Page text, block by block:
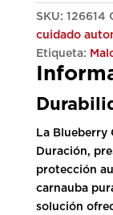
SKU: 126614
cuidado
Etiqueta:
La Blueberry
Duración,
protección
carnauba
solución